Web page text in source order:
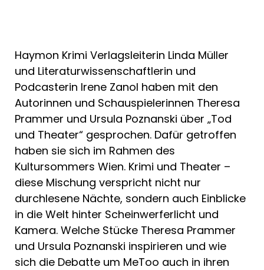
Haymon Krimi Verlagsleiterin Linda Müller
und Literaturwissenschaftlerin und
Podcasterin Irene Zanol haben mit den
Autorinnen und Schauspielerinnen Theresa
Prammer und Ursula Poznanski über „Tod
und Theater“ gesprochen. Dafür getroffen
haben sie sich im Rahmen des
Kultursommers Wien. Krimi und Theater –
diese Mischung verspricht nicht nur
durchlesene Nächte, sondern auch Einblicke
in die Welt hinter Scheinwerferlicht und
Kamera. Welche Stücke Theresa Prammer
und Ursula Poznanski inspirieren und wie
sich die Debatte um MeToo auch in ihren